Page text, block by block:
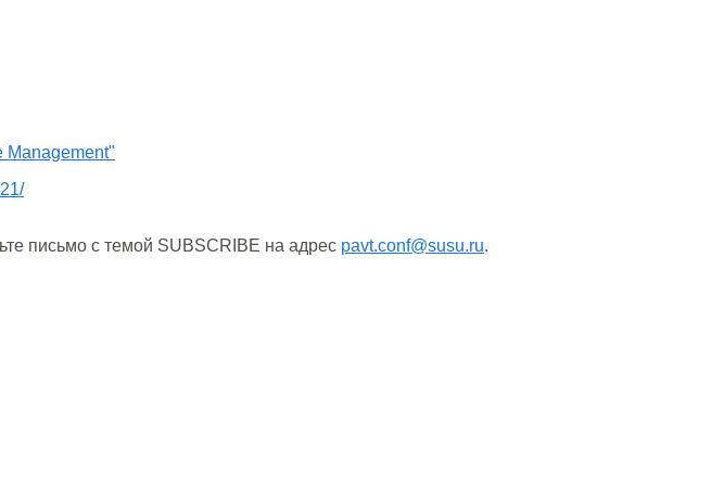
Management"
письмо с темой SUBSCRIBE на адрес pavt.conf@susu.ru.